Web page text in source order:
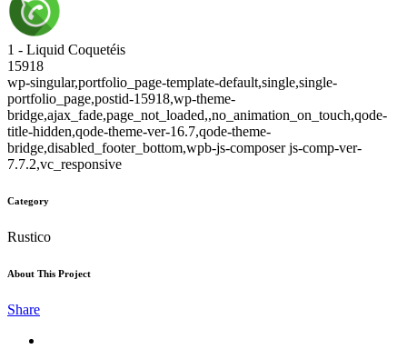
1 - Liquid Coquetéis
15918
wp-singular,portfolio_page-template-default,single,single-
portfolio_page,postid-15918,wp-theme-
bridge,ajax_fade,page_not_loaded,,no_animation_on_touch,qode-
title-hidden,qode-theme-ver-16.7,qode-theme-
bridge,disabled_footer_bottom,wpb-js-composer js-comp-ver-
7.7.2,vc_responsive
Category
Rustico
About This Project
Share